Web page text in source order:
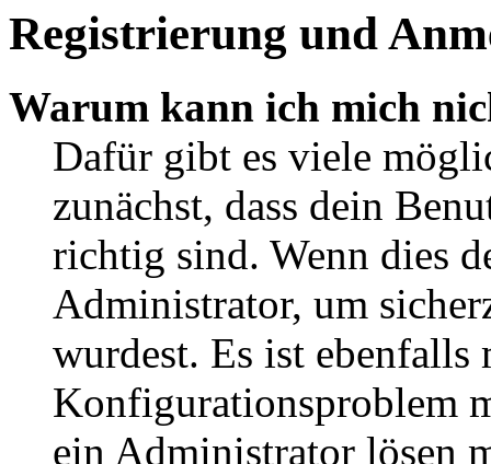
Registrierung und
Warum kann ich mich
Dafür gibt es viele
zunächst, dass dein
richtig sind. Wenn dies
Administrator, um
wurdest. Es ist ebenfalls
Konfigurationsproblem
ein Administrator lösen